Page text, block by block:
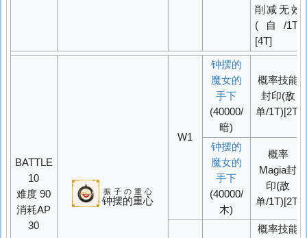
削减无效
(自/1T)
[4T]
BATTLE
10
难度 90
消耗AP
30
钟摆的重心
振子の重心
W1
钟摆的
魔女的
手下
(40000/
暗)
概率技能
封印(敌
单/1T)[2T]
钟摆的
魔女的
手下
(40000/
木)
概率
Magia封
印(敌
单/1T)[2T]
概率技能